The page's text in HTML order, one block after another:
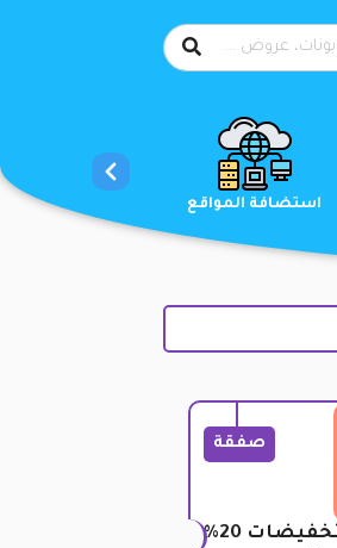
استضافة المواقع الاثاث والمفروشات
صفقة
كود خصم Care To Beauty بتخفيضات 20%